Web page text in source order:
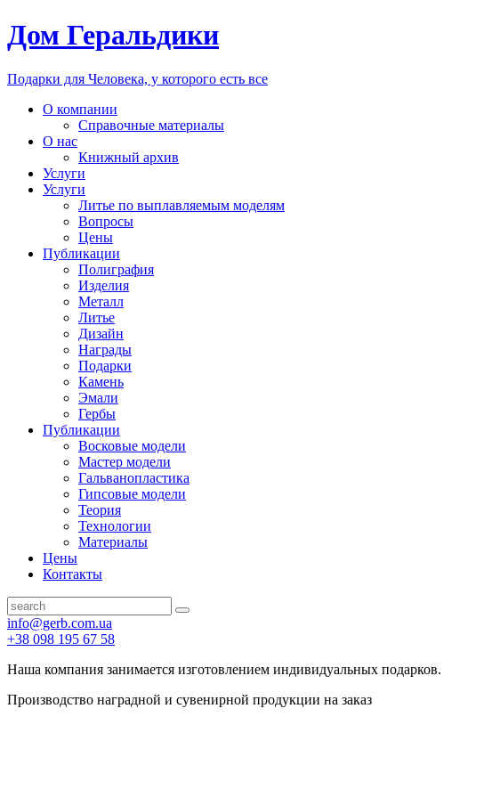
Дом Геральдики
Подарки для Человека, у которого есть все
О компании
Справочные материалы
О нас
Книжный архив
Услуги
Услуги
Литье по выплавляемым моделям
Вопросы
Цены
Публикации
Полиграфия
Изделия
Металл
Литье
Дизайн
Награды
Подарки
Камень
Эмали
Гербы
Публикации
Восковые модели
Мастер модели
Гальванопластика
Гипсовые модели
Теория
Технологии
Материалы
Цены
Контакты
info@gerb.com.ua
+38 098 195 67 58
Наша компания занимается изготовлением индивидуальных подарков.
Производство наградной и сувенирной продукции на заказ